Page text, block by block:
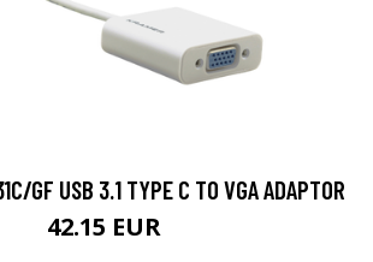
GF USB 3.1 TYPE C TO VGA ADAPTOR
42.15 EUR